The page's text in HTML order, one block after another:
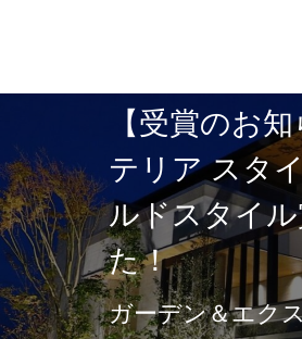
【受賞のお
テリア スタ
ルドスタイ
た！
ガーデン＆エク